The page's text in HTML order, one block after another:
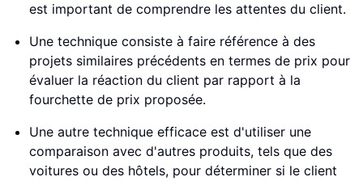
est important de comprendre les attentes du client.
Une technique consiste à faire référence à des
projets similaires précédents en termes de prix pour
évaluer la réaction du client par rapport à la
fourchette de prix proposée.
Une autre technique efficace est d'utiliser une
comparaison avec d'autres produits, tels que des
voitures ou des hôtels, pour déterminer si le client